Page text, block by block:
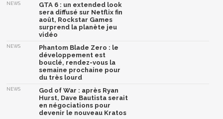
NEWS
GTA 6 : un extended look
sera diffusé sur Netflix fin
août, Rockstar Games
surprend la planète jeu
vidéo
NEWS
Phantom Blade Zero : le
développement est
bouclé, rendez-vous la
semaine prochaine pour
du très lourd
NEWS
God of War : après Ryan
Hurst, Dave Bautista serait
en négociations pour
devenir le nouveau Kratos